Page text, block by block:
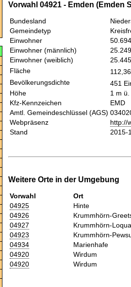
Vorwahl 04921 - Emden (Emden
Bundesland
Gemeindetyp
Einwohner
50.694
Einwohner (männlich)
25.249
Einwohner (weiblich)
25.445
Fläche
Bevölkerungsdichte
451
Höhe
1 m ü.
Kfz-Kennzeichen
EMD
Amtl. Gemeindeschlüssel (AGS)
Webpräsenz
http://
Stand
2015-
Weitere Orte in der Umgebung
Vorwahl
Ort
04925
Hinte
04926
Krummhörn-
04927
Krummhörn-
04923
Krummhörn-
04934
Marienhafe
04920
Wirdum
04920
Wirdum